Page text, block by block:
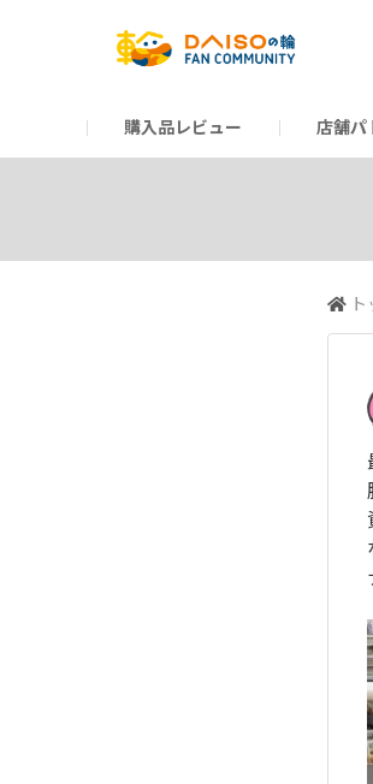
購入品レビュー 店舗パ